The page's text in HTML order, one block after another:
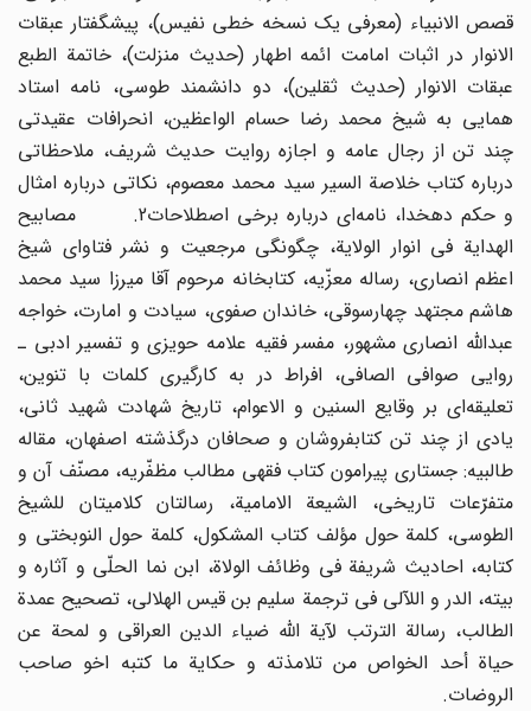
قصص الانبیاء (معرفی یک نسخه خطی نفیس)، پیشگفتار عبقات
الانوار در اثبات امامت ائمه اطهار (حدیث منزلت)، خاتمة الطبع
عبقات الانوار (حدیث ثقلین)، دو دانشمند طوسی، نامه استاد
همایی به شیخ محمد رضا حسام الواعظین، انحرافات عقیدتی
چند تن از رجال عامه و اجازه روایت حدیث شریف، ملاحظاتی
درباره کتاب خلاصة السیر سید محمد معصوم، نکاتی درباره امثال
و حکم دهخدا، نامه‌ای درباره برخی اصطلاحات2. مصابیح
الهدایة فی انوار الولایة، چگونگی مرجعیت و نشر فتاوای شیخ
اعظم انصاری، رساله معزّیه، کتابخانه مرحوم آقا میرزا سید محمد
هاشم مجتهد چهارسوقی، خاندان صفوی، سیادت و امارت، خواجه
عبدالله انصاری مشهور، مفسر فقیه علامه حویزی و تفسیر ادبی ـ
روایی صوافی الصافی، افراط در به کارگیری کلمات با تنوین،
تعلیقه‌ای بر وقایع السنین و الاعوام، تاریخ شهادت شهید ثانی،
یادی از چند تن کتابفروشان و صحافان درگذشته اصفهان، مقاله
طالبیه: جستاری پیرامون کتاب فقهی مطالب مظفّریه، مصنّف آن و
متفرّعات تاریخی، الشیعة الامامیة، رسالتان کلامیتان للشیخ
الطوسی، کلمة حول مؤلف کتاب المشکول، کلمة حول النوبختی و
کتابه، احادیث شریفة فی وظائف الولاة، ابن نما الحلّی و آثاره و
بیته، الدر و اللآلی فی ترجمة سلیم بن قیس الهلالی، تصحیح عمدة
الطالب، رسالة الترتب لآیة الله ضیاء الدین العراقی و لمحة عن
حیاة أحد الخواص من تلامذته و حکایة ما کتبه اخو صاحب
الروضات.